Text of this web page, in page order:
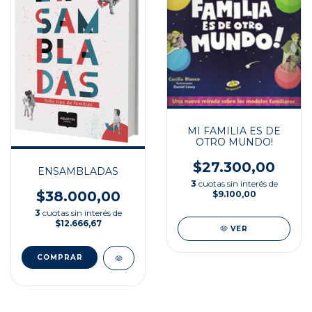
ENSAMBLADAS
$38.000,00
3 cuotas sin interés de
$12.666,67
MI FAMILIA ES DE
OTRO MUNDO!
$27.300,00
3 cuotas sin interés de
$9.100,00
VER